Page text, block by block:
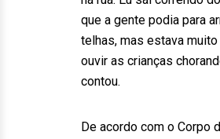
que a gente podia para
telhas, mas estava
ouvir as crianças
contou.
De acordo com o Corpo